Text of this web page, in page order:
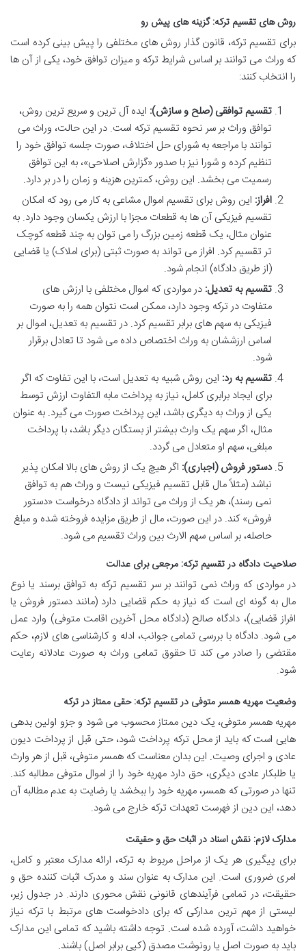
روش های تقسیم ترکه: گزینه های پیش رو
برای تقسیم ترکه، قانون گذار روش های مختلفی را پیش بینی کرده است
که وراث می توانند بر اساس شرایط ترکه و میزان توافق خود، یکی از آن ها
را انتخاب کنند:
تقسیم توافقی (صلح و سازش): ایده آل ترین و سریع ترین روش،
توافق وراث بر سر نحوه تقسیم ترکه است. در این حالت، وراث می
توانند با مراجعه به شورای حل اختلاف، صورت جلسه توافق خود را
تنظیم کرده و شورا نیز با صدور «گزارش اصلاحی»، به این توافق
رسمیت می بخشد. این روش، کمترین هزینه و زمان را در بر دارد.
افراز: این روش برای تقسیم اموال مشاعی به کار می رود که امکان
تقسیم فیزیکی آن ها به قطعات مجزا با ارزش یکسان وجود دارد. به
عنوان مثال، یک قطعه زمین بزرگ را می توان به چند قطعه کوچک
تر تقسیم کرد. افراز می تواند به صورت ثبتی (برای املاک) یا قضایی
(از طریق دادگاه) انجام شود.
تقسیم به تعدیل: در مواردی که اموال مختلفی با ارزش های
متفاوت در ترکه وجود دارد، ممکن است نتوان همه را به صورت
فیزیکی به سهم های برابر تقسیم کرد. در تقسیم به تعدیل، اموال بر
اساس ارزششان به وراث اختصاص داده می شود تا تعادل برقرار
شود.
تقسیم به رد: این روش شبیه به تعدیل است، با این تفاوت که اگر
برای ایجاد برابری کامل، نیاز به پرداخت مابه التفاوت ارزش توسط
یکی از وراث به دیگری باشد، این پرداخت صورت می گیرد. به عنوان
مثال، اگر سهم یک وارث بیشتر از بستگان دیگر باشد، با پرداخت
مبلغی، سهم او متعادل می گردد.
دستور فروش (اجباری): اگر هیچ یک از روش های بالا امکان پذیر
نباشد (مثلاً مال قابل تقسیم فیزیکی نیست و وراث هم به توافق
نمی رسند)، هر یک از وراث می تواند از دادگاه درخواست «دستور
فروش» کند. در این صورت، مال از طریق مزایده فروخته شده و مبلغ
حاصله، بر اساس سهم الارث بین وراث تقسیم می شود.
صلاحیت دادگاه در تقسیم ترکه: مرجعی برای عدالت
در مواردی که وراث نمی توانند بر سر تقسیم ترکه به توافق برسند یا نوع
مال به گونه ای است که نیاز به حکم قضایی دارد (مانند دستور فروش یا
افراز قضایی)، دادگاه صالح (دادگاه محل آخرین اقامت متوفی) وارد عمل
می شود. دادگاه با بررسی تمامی جوانب، ادله و کارشناسی های لازم، حکم
مقتضی را صادر می کند تا حقوق تمامی وراث به صورت عادلانه رعایت
شود.
وضعیت مهریه همسر متوفی در تقسیم ترکه: حقی ممتاز در ترکه
مهریه همسر متوفی، یک دین ممتاز محسوب می شود و جزو اولین بدهی
هایی است که باید از محل ترکه پرداخت شود، حتی قبل از پرداخت دیون
عادی و اجرای وصیت. این بدان معناست که همسر متوفی، قبل از هر وارث
یا طلبکار عادی دیگری، حق دارد مهریه خود را از اموال متوفی مطالبه کند.
تنها در صورتی که همسر، مهریه خود را ببخشد یا رضایت به عدم مطالبه آن
دهد، این دین از فهرست تعهدات ترکه خارج می شود.
مدارک لازم: نقش اسناد در اثبات حق و حقیقت
برای پیگیری هر یک از مراحل مربوط به ترکه، ارائه مدارک معتبر و کامل،
امری ضروری است. این مدارک به عنوان سند و مدرک اثبات کننده حق و
حقیقت، در تمامی فرآیندهای قانونی نقش محوری دارند. در جدول زیر،
لیستی از مهم ترین مدارکی که برای دادخواست های مرتبط با ترکه نیاز
خواهید داشت، آورده شده است. توجه داشته باشید که تمامی این مدارک
باید به صورت اصل یا رونوشت مصدق (کپی برابر اصل) باشند.